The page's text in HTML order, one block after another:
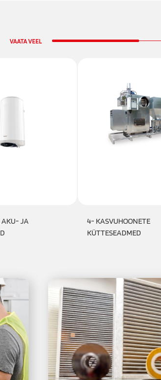
AKU- JA
4- KASVUHOONETE
KÜTTESEADMED
VAATA VEEL